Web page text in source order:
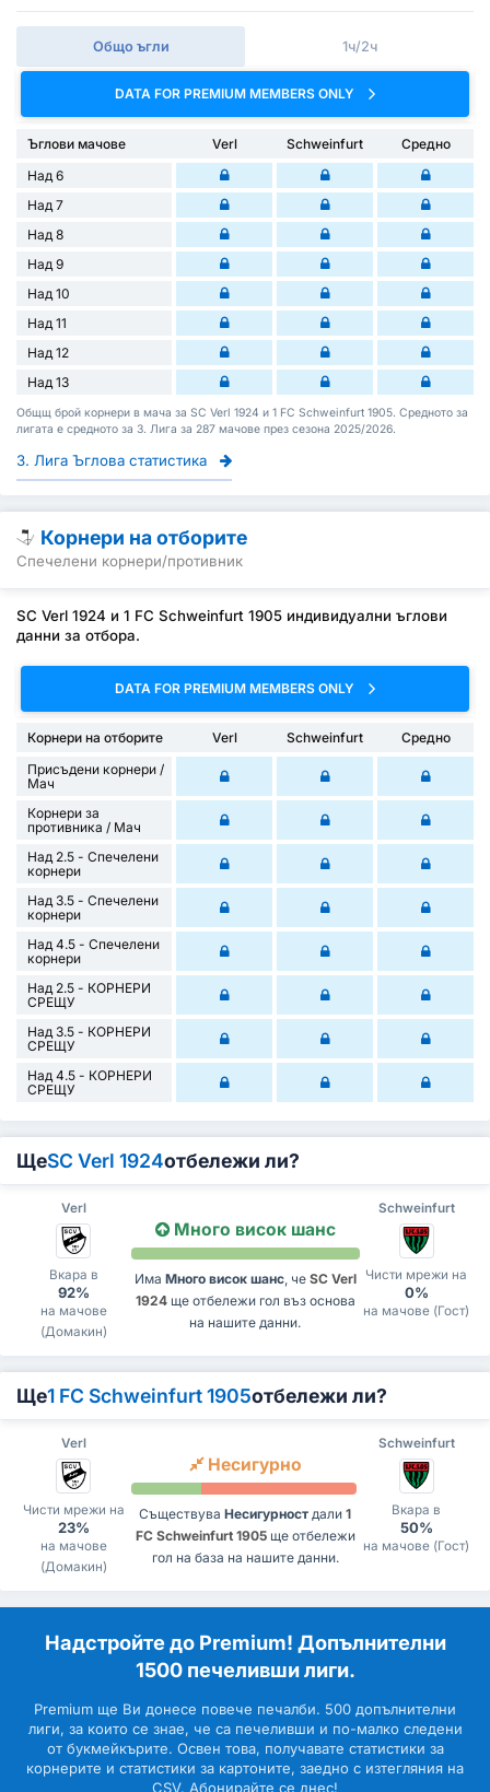
Общо ъгли 1ч/2ч
DATA FOR PREMIUM MEMBERS ONLY
Ъглови мачове Verl Schweinfurt
Средно
Над 6
Над 7
Над 8
Над 9
Над 10
Над 11
Над 12
Над 13
Общщ брой корнери в мача за SC Verl 1924 и 1 FC Schweinfurt 1905. Средното за
лигата е средното за 3. Лига за 287 мачове през сезона 2025/2026.
3. Лига Ъглова статистика
Корнери на отборите
Спечелени корнери/противник
SC Verl 1924 и 1 FC Schweinfurt 1905 индивидуални ъглови
данни за отбора.
DATA FOR PREMIUM MEMBERS ONLY
Корнери на отборите Verl Schweinfurt
Средно
Присъдени корнери /
Mач
Корнери за
противника / Мач
Над 2.5 - Спечелени
корнери
Над 3.5 - Спечелени
корнери
Над 4.5 - Спечелени
корнери
Над 2.5 - КОРНЕРИ
СРЕЩУ
Над 3.5 - КОРНЕРИ
СРЕЩУ
Над 4.5 - КОРНЕРИ
СРЕЩУ
ЩеSC Verl 1924отбележи ли?
Verl Schweinfurt
Вкара в
92%
на мачове
(Домакин)
Много висок шанс
Има Много висок шанс, че SC Verl
1924ще отбележи гол въз основа
на нашите данни.
Чисти мрежи на
0%
на мачове (Гост)
Ще1 FC Schweinfurt 1905отбележи ли?
Verl Schweinfurt
Чисти мрежи на
23%
на мачове
(Домакин)
Несигурно
Съществува Несигурност дали 1
FC Schweinfurt 1905ще отбележи
гол на база на нашите данни.
Вкара в
50%
на мачове (Гост)
Надстройте до Premium! Допълнителни
1500 печеливши лиги.
Premium ще Ви донесе повече печалби. 500 допълнителни
лиги, за които се знае, че са печеливши и по-малко следени
от букмейкърите. Освен това, получавате статистики за
корнерите и статистики за картоните, заедно с изтегляния на
CSV. Абонирайте се днес!